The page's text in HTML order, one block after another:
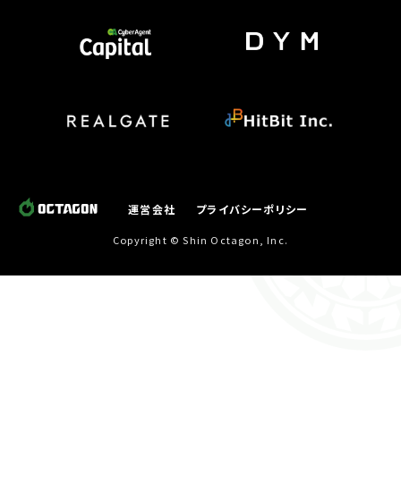
運営会社 プライバシーポリシー
Copyright © Shin Octagon, Inc.